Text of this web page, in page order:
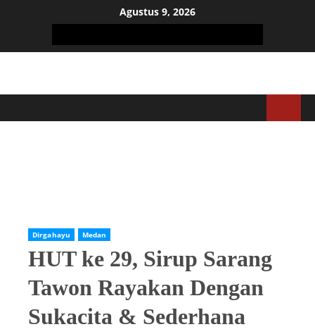
Agustus 9, 2026
Dirgahayu Medan
HUT ke 29, Sirup Sarang
Tawon Rayakan Dengan
Sukacita & Sederhana